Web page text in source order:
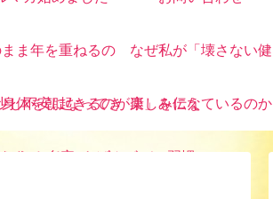
まま年を重ねるの
し不安になってき
たへ 自宅ででき
なぜ私が「壊さない健
康」を伝えているのか
体を
える
朝起きるのが楽しみにな
る ごきげんボディ習慣